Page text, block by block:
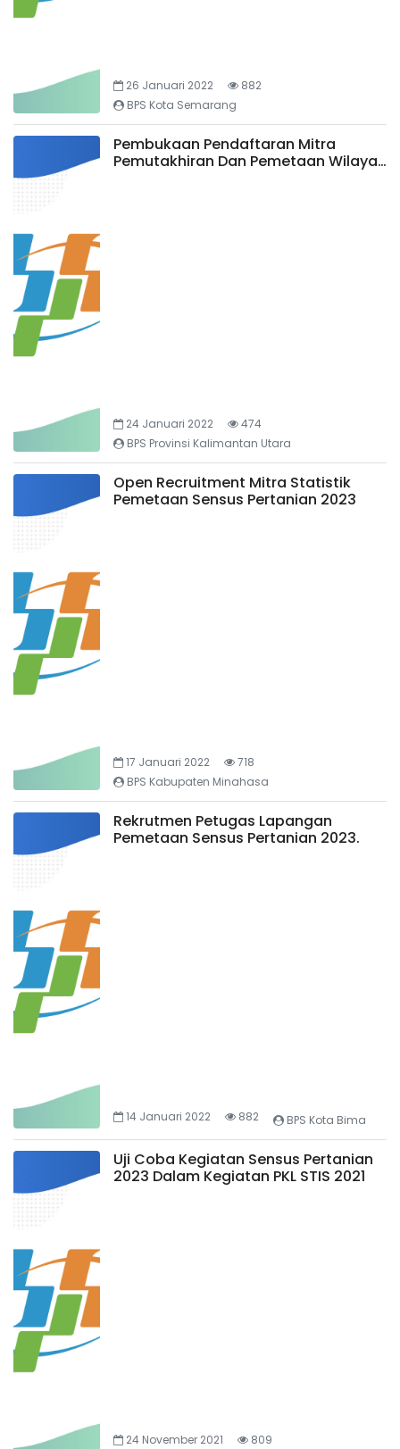
26 Januari 2022
BPS Kota Semarang
882
Pembukaan Pendaftaran Mitra
Pemutakhiran Dan Pemetaan Wilayah
24 Januari 2022
BPS Provinsi Kalimantan Utara
474
Open Recruitment Mitra Statistik
Pemetaan Sensus Pertanian 2023
17 Januari 2022
BPS Kabupaten Minahasa
718
Rekrutmen Petugas Lapangan
Pemetaan Sensus Pertanian 2023.
14 Januari 2022 BPS Kota Bima
882
Uji Coba Kegiatan Sensus Pertanian
2023 Dalam Kegiatan PKL STIS 2021
24 November 2021 809